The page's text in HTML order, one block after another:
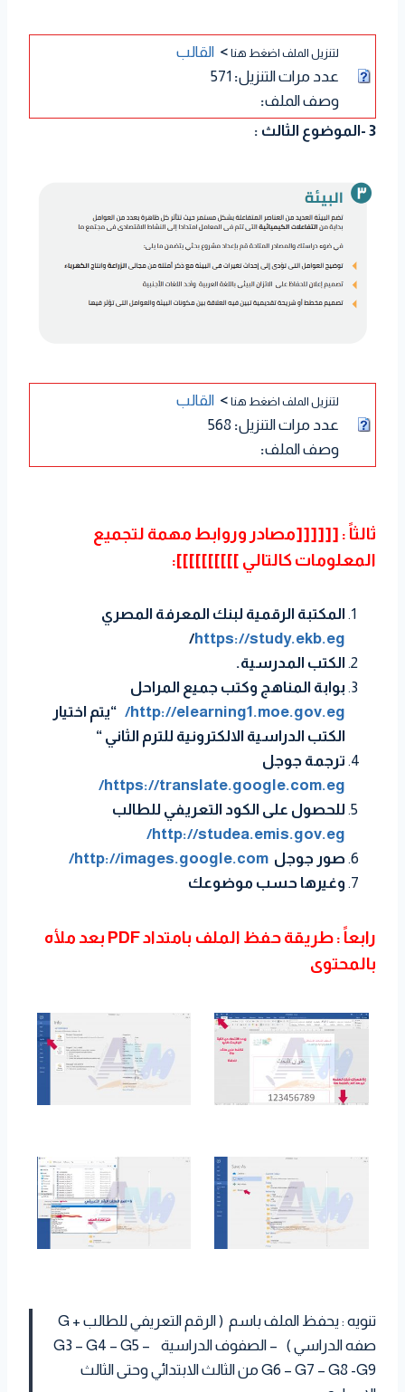
لتنزيل الملف اضغط هنا > القالب
عدد مرات التنزيل:
وصف الملف:
3 -الموضوع الثالث :
لتنزيل الملف اضغط هنا > القالب
عدد مرات التنزيل:
وصف الملف:
ثالثاً : [[[[[[مصادر وروابط مهمة لتجميع
المعلومات كالتالي ]]]]]]]]]]:
المكتبة الرقمية لبنك المعرفة المصري
https://study.ekb.eg
/
الكتب المدرسية.
بوابة المناهج وكتب جميع المراحل
http://elearning1.moe.gov.eg/
“يتم اختيار
الكتب الدراسية الالكترونية للترم الثاني “
ترجمة جوجل
https://translate.google.com.eg/
للحصول على الكود التعريفي للطالب
http://studea.emis.gov.eg/
صور جوجل http://images.google.com/
وغيرها حسب موضوعك
رابعاً : طريقة حفظ الملف بامتداد PDF بعد ملأه
بالمحتوى
تنويه : يحفظ الملف باسم ( الرقم التعريفي للطالب + G
صفه الدراسي ) – الصفوف الدراسية G3 – G4 – G5 –
G6 – G7 – G8 -G9 من الثالث الابتدائي وحتى الثالث